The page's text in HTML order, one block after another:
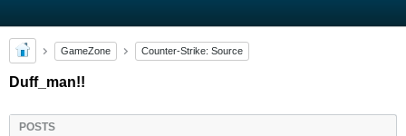
GameZone Counter-Strike: Source
Duff_man!!
POSTS